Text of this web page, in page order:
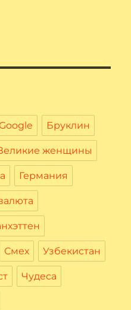
Бруклин
женщины
Германия
Смех Узбекистан
Чудеса